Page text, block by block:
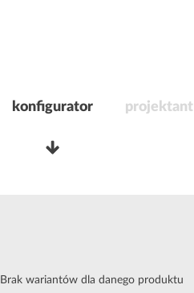
konfigurator projektant
Brak wariantów dla danego produktu